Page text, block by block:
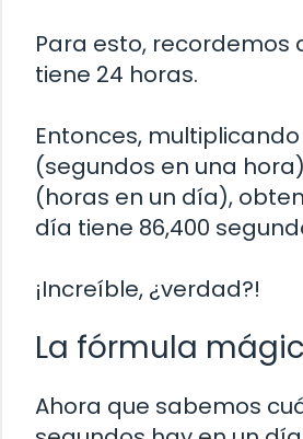
Para esto, recordemos
tiene 24 horas.
Entonces, multiplicando
(segundos en una
(horas en un día),
día tiene 86,400
¡Increíble, ¿verdad?!
La fórmula
Ahora que sabemos